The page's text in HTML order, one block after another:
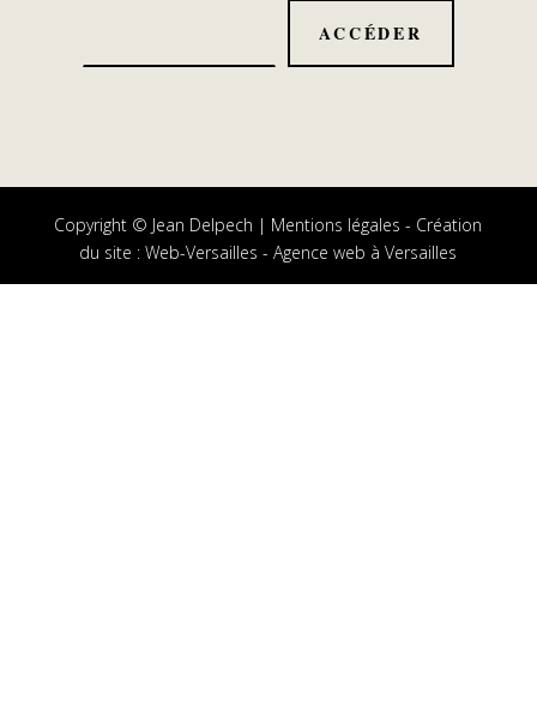
Copyright © Jean Delpech | Mentions légales - Création
du site :Web-Versailles - Agence web à Versailles